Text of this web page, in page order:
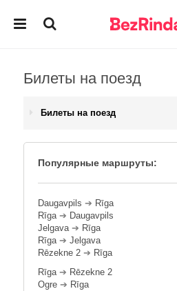
Билеты на поезд
Билеты на поезд
Популярные маршруты:
Daugavpils ➔ Rīga
Rīga➔ Daugavpils
Jelgava➔ Rīga
Rīga➔ Jelgava
Rēzekne 2 ➔ Rīga
Rīga➔ Rēzekne 2
Ogre ➔ Rīga